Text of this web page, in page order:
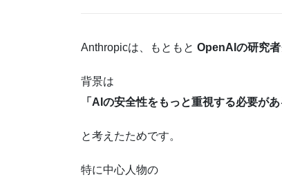
Anthropicは、もともと OpenAIの研究
背景は
「AIの安全性をもっと重視する必要があ
と考えたためです。
特に中心人物の